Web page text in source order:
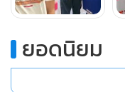
ยอดนิยม